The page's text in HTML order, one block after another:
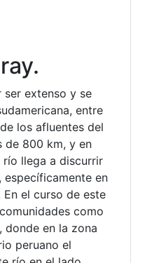
extenso y se
entre
los afluentes del
de 800 km, y en
llega a discurrir
en
el curso de este
como
donde en la zona
peruano el